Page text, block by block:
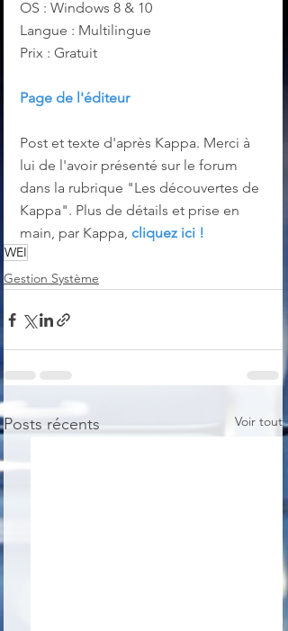
OS : Windows 8 & 10
Langue : Multilingue
Prix : Gratuit
Page de l'éditeur
Post et texte d'après Kappa. Merci à
lui de l'avoir présenté sur le forum
dans la rubrique "Les découvertes de
Kappa". Plus de détails et prise en
main, par Kappa, cliquez ici !
WEI
Gestion Système
Posts récents Voir tout